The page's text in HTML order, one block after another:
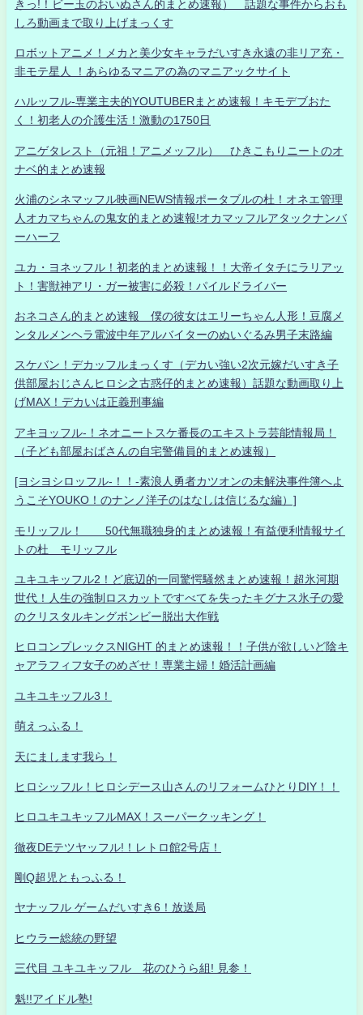
きっ!！ビー玉のおいぬさん的まとめ速報） 話題な事件からおも
しろ動画まで取り上げまっくす
ロボットアニメ！メカと美少女キャラだいすき永遠の非リア充・
非モテ星人 ！あらゆるマニアの為のマニアックサイト
ハルッフル-専業主夫的YOUTUBERまとめ速報！キモデブおた
く！初老人の介護生活！激動の1750日
アニゲタレスト（元祖！アニメッフル） ひきこもりニートのオ
ナベ的まとめ速報
火浦のシネマッフル映画NEWS情報ポータブルの杜！オネエ管理
人オカマちゃんの鬼女的まとめ速報!オカマッフルアタックナンバ
ーハーフ
ユカ・ヨネッフル！初老的まとめ速報！！大帝イタチにラリアッ
ト！害獣神アリ・ガー被害に必殺！パイルドライバー
おネコさん的まとめ速報 僕の彼女はエリーちゃん人形！豆腐メ
ンタルメンヘラ電波中年アルバイターのぬいぐるみ男子末路編
スケバン！デカッフルまっくす（デカい強い2次元嫁だいすき子
供部屋おじさんヒロシ之古惑仔的まとめ速報）話題な動画取り上
げMAX！デカいは正義刑事編
アキヨッフル-！ネオニートスケ番長のエキストラ芸能情報局！
（子ども部屋おばさんの自宅警備員的まとめ速報）
[ヨシヨシロッフル-！！-素浪人勇者カツオンの未解決事件簿へよ
うこそYOUKO！のナンノ洋子のはなしは信じるな編）]
モリッフル！ 50代無職独身的まとめ速報！有益便利情報サイ
トの杜 モリッフル
ユキユキッフル2！ど底辺的一同驚愕騒然まとめ速報！超氷河期
世代！人生の強制ロスカットですべてを失ったキグナス氷子の愛
のクリスタルキングボンビー脱出大作戦
ヒロコンプレックスNIGHT 的まとめ速報！！子供が欲しいど陰キ
ャアラフィフ女子のめざせ！専業主婦！婚活計画編
ユキユキッフル3！
萌えっふる！
天にまします我ら！
ヒロシッフル！ヒロシデース山さんのリフォームひとりDIY！！
ヒロユキユキッフルMAX！スーパークッキング！
徹夜DEテツヤッフル!！レトロ館2号店！
剛Q超児ともっふる！
ヤナッフル ゲームだいすき6！放送局
ヒウラー総統の野望
三代目 ユキユキッフル 花のひうら組! 見参！
魁!!アイドル塾!